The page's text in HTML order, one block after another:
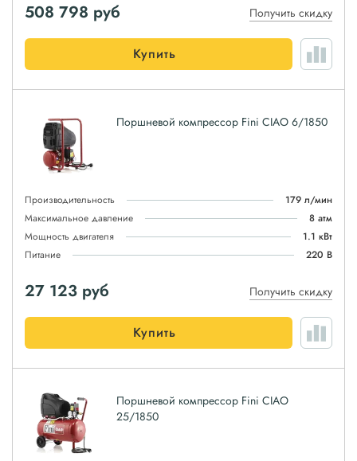
508 798 руб Получить скидку
Купить
Поршневой компрессор Fini CIAO 6/1850
Производительность
179 л/мин
Максимальное давление
8 атм
Мощность двигателя
1.1 кВт
Питание
220 В
27 123 руб Получить скидку
Купить
Поршневой компрессор Fini CIAO
25/1850